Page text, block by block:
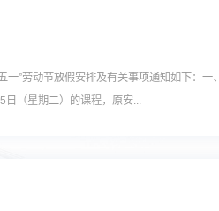
一”劳动节放假安排及有关事项通知如下：
（星期二）的课程，原安...